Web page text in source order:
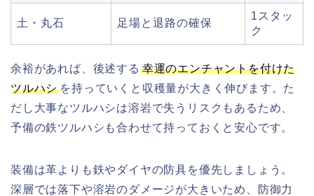
土・丸石 足場と退路の確保
1スタッ
ク
余裕があれば、後述する 幸運のエンチャントを付けた
ツルハシ を持っていくと収穫量が大きく伸びます。た
だし大事なツルハシは溶岩で失うリスクもあるため、
予備の鉄ツルハシも合わせて持っておくと安心です。
装備は革よりも鉄やダイヤの防具を優先しましょう。
深層では落下や溶岩のダメージが大きいため、防御力